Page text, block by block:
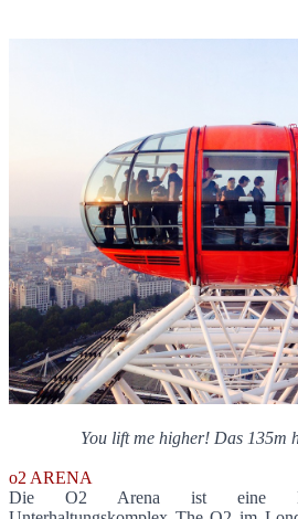
You lift me higher! Das 135m
o2 ARENA
Die O2 Arena ist eine